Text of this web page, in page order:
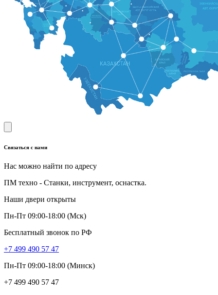
Связаться с нами
Нас можно найти по адресу
ПМ техно - Станки, инструмент, оснастка.
Наши двери открыты
Пн-Пт 09:00-18:00 (Мск)
Бесплатный звонок по РФ
+7 499 490 57 47
Пн-Пт 09:00-18:00 (Минск)
+7 499 490 57 47